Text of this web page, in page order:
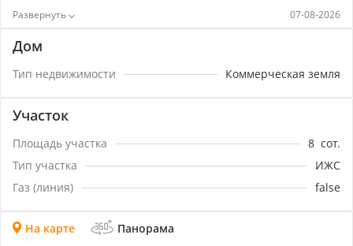
07-08-2026
Дом
Тип недвижимости Коммерческая земля
Участок
Площадь участка 8 сот.
Тип участка
ИЖС
Газ (линия)
false
На карте Панорама